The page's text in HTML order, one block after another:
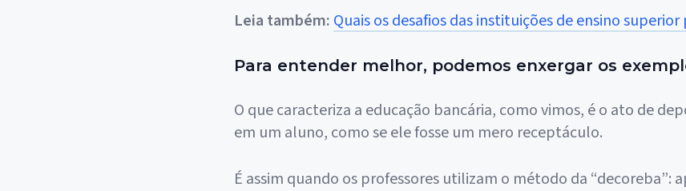
Leia também: Quais os desafios das instituições de ensino
Para entender melhor, podemos enxergar os
O que caracteriza a educação bancária, como vimos, é o ato de
em um aluno, como se ele fosse um mero receptáculo.
É assim quando os professores utilizam o método da “decoreba”: